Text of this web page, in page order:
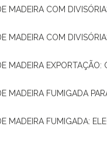
MADEIRA COM
MADEIRA COM
MADEIRA
MADEIRA FUMIGADA
MADEIRA FUMIGADA: